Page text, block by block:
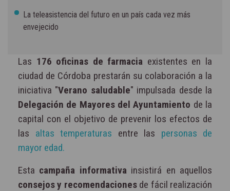
La teleasistencia del futuro en un país cada vez más
envejecido
Las 176 oficinas de farmacia existentes en la
ciudad de Córdoba prestarán su colaboración a la
iniciativa "Verano saludable" impulsada desde la
Delegación de Mayores del Ayuntamiento de la
capital con el objetivo de prevenir los efectos de
las altas temperaturas entre las personas de
mayor edad.
Esta campaña informativainsistirá en aquellos
consejos y recomendacionesde fácil realización